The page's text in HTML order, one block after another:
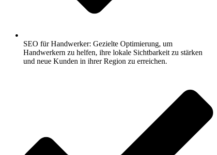
SEO für Handwerker: Gezielte Optimierung, um
Handwerkern zu helfen, ihre lokale Sichtbarkeit zu stärken
und neue Kunden in ihrer Region zu erreichen.